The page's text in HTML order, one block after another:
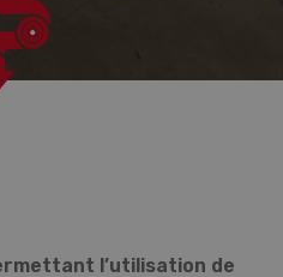
l’utilisation de